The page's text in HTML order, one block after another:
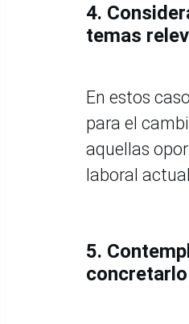
4.
temas
En estos
para el
aquellas
laboral
5.